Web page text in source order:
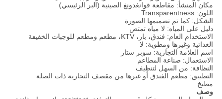
مكان المنشأ: مقاطعة قوانغدونغ الصينية (البر الرئيسي)
اللون: Transparentness
الشكل: كما تم تصميمها الصورة
دليل على المياه: لا مياه تمتص
الاستخدام العام: فندق، بار، KTV، مطعم ومطعم للوجبات الخفيفة
الغذائية وغيرها ومطوية: لا
اسم العلامة التجارية: سوبر ستار
الاستعمال: صناعة المطاعم
النظافة: من السهل لتنظيف
التطبيق: مطعم الفندق أو غيرها من مقصف التجارية ذات الصلة
مطبخ
وصف